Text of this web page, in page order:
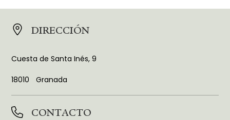
DIRECCIÓN
Cuesta de Santa Inés, 9
18010 Granada
CONTACTO